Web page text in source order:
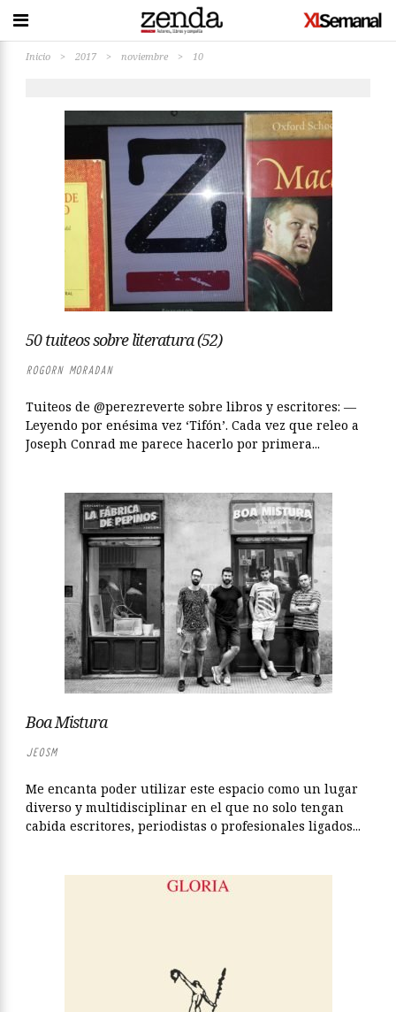
Inicio > 2017 > noviembre > 10
50 tuiteos sobre literatura (52)
ROGORN MORADAN
Tuiteos de @perezreverte sobre libros y escritores: —
Leyendo por enésima vez ‘Tifón’. Cada vez que releo a
Joseph Conrad me parece hacerlo por primera...
Boa Mistura
JEOSM
Me encanta poder utilizar este espacio como un lugar
diverso y multidisciplinar en el que no solo tengan
cabida escritores, periodistas o profesionales ligados...